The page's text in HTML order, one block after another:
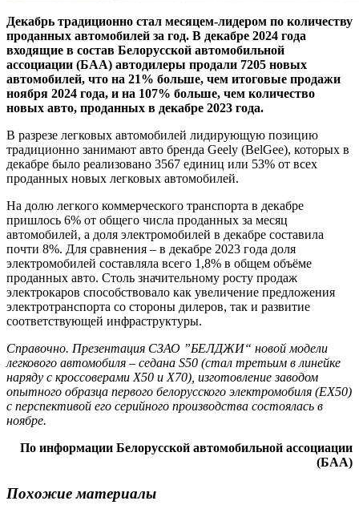
Декабрь традиционно стал месяцем-лидером по количеству
проданных автомобилей за год. В декабре 2024 года
входящие в состав Белорусской автомобильной
ассоциации (БАА) автодилеры продали 7205 новых
автомобилей, что на 21% больше, чем итоговые продажи
ноября 2024 года, и на 107% больше, чем количество
новых авто, проданных в декабре 2023 года.
В разрезе легковых автомобилей лидирующую позицию
традиционно занимают авто бренда Geely (BelGee), которых в
декабре было реализовано 3567 единиц или 53% от всех
проданных новых легковых автомобилей.
На долю легкого коммерческого транспорта в декабре
пришлось 6% от общего числа проданных за месяц
автомобилей, а доля электромобилей в декабре составила
почти 8%. Для сравнения – в декабре 2023 года доля
электромобилей составляла всего 1,8% в общем объёме
проданных авто. Столь значительному росту продаж
электрокаров способствовало как увеличение предложения
электротранспорта со стороны дилеров, так и развитие
соответствующей инфраструктуры.
Справочно. Презентация СЗАО ”БЕЛДЖИ“ новой модели
легкового автомобиля – седана S50 (стал третьим в линейке
наряду с кроссоверами X50 и Х70), изготовление заводом
опытного образца первого белорусского электромобиля (ЕХ50)
с перспективой его серийного производства состоялась в
ноябре.
По информации Белорусской автомобильной ассоциации
(БАА)
Похожие материалы